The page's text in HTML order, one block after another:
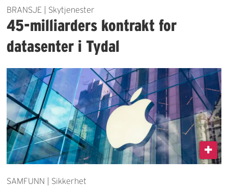
BRANSJE | Skytjenester
45-milliarders kontrakt for
datasenter i Tydal
SAMFUNN | Sikkerhet